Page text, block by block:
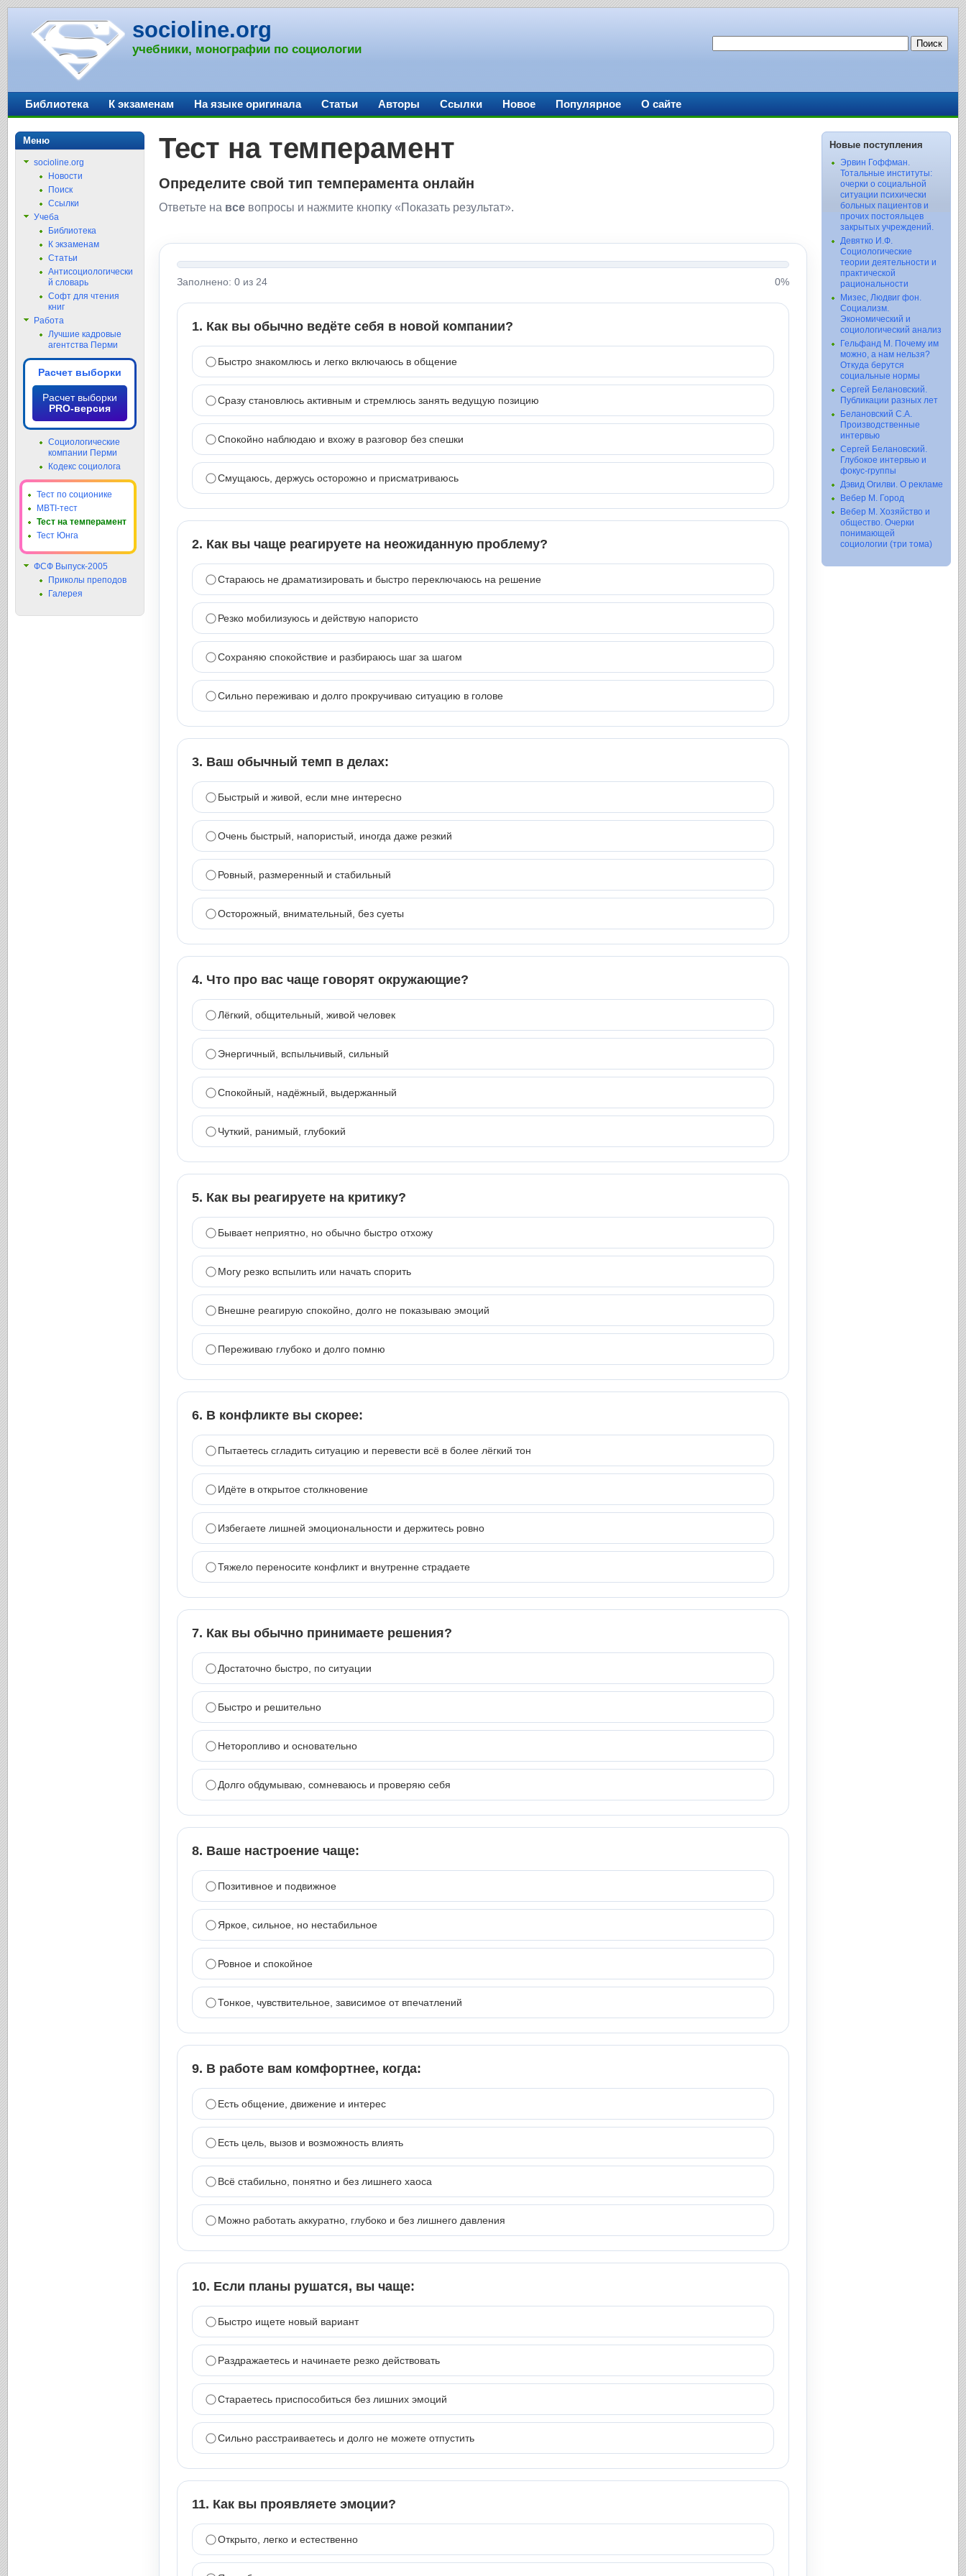
socioline.org
учебники, монографии по социологии
Тест на темперамент
Определите свой тип темперамента онлайн
Ответьте на все вопросы и нажмите кнопку «Показать результат».
Заполнено: 0 из 24 0%
1. Как вы обычно ведёте себя в новой компании?
Быстро знакомлюсь и легко включаюсь в общение
Сразу становлюсь активным и стремлюсь занять ведущую позицию
Спокойно наблюдаю и вхожу в разговор без спешки
Смущаюсь, держусь осторожно и присматриваюсь
2. Как вы чаще реагируете на неожиданную проблему?
Стараюсь не драматизировать и быстро переключаюсь на решение
Резко мобилизуюсь и действую напористо
Сохраняю спокойствие и разбираюсь шаг за шагом
Сильно переживаю и долго прокручиваю ситуацию в голове
3. Ваш обычный темп в делах:
Быстрый и живой, если мне интересно
Очень быстрый, напористый, иногда даже резкий
Ровный, размеренный и стабильный
Осторожный, внимательный, без суеты
4. Что про вас чаще говорят окружающие?
Лёгкий, общительный, живой человек
Энергичный, вспыльчивый, сильный
Спокойный, надёжный, выдержанный
Чуткий, ранимый, глубокий
5. Как вы реагируете на критику?
Бывает неприятно, но обычно быстро отхожу
Могу резко вспылить или начать спорить
Внешне реагирую спокойно, долго не показываю эмоций
Переживаю глубоко и долго помню
6. В конфликте вы скорее:
Пытаетесь сгладить ситуацию и перевести всё в более лёгкий тон
Идёте в открытое столкновение
Избегаете лишней эмоциональности и держитесь ровно
Тяжело переносите конфликт и внутренне страдаете
7. Как вы обычно принимаете решения?
Достаточно быстро, по ситуации
Быстро и решительно
Неторопливо и основательно
Долго обдумываю, сомневаюсь и проверяю себя
8. Ваше настроение чаще:
Позитивное и подвижное
Яркое, сильное, но нестабильное
Ровное и спокойное
Тонкое, чувствительное, зависимое от впечатлений
9. В работе вам комфортнее, когда:
Есть общение, движение и интерес
Есть цель, вызов и возможность влиять
Всё стабильно, понятно и без лишнего хаоса
Можно работать аккуратно, глубоко и без лишнего давления
10. Если планы рушатся, вы чаще:
Быстро ищете новый вариант
Раздражаетесь и начинаете резко действовать
Стараетесь приспособиться без лишних эмоций
Сильно расстраиваетесь и долго не можете отпустить
11. Как вы проявляете эмоции?
Открыто, легко и естественно
Библиотека К экзаменам На языке оригинала Статьи Авторы Ссылки Новое Популярное О сайте
Меню
socioline.org
Новости
Поиск
Ссылки
Учеба
Библиотека
К экзаменам
Статьи
Антисоциологически
й словарь
Софт для чтения
книг
Работа
Лучшие кадровые
агентства Перми
Расчет выборки
Расчет выборки
PRO-версия
Социологические
компании Перми
Кодекс социолога
Тест по соционике
MBTI-тест
Тест на темперамент
Тест Юнга
ФСФ Выпуск-2005
Приколы преподов
Галерея
Новые поступления
Эрвин Гоффман.
Тотальные институты:
очерки о социальной
ситуации психически
больных пациентов и
прочих постояльцев
закрытых учреждений.
Девятко И.Ф.
Социологические
теории деятельности и
практической
рациональности
Мизес, Людвиг фон.
Социализм.
Экономический и
социологический анализ
Гельфанд М. Почему им
можно, а нам нельзя?
Откуда берутся
социальные нормы
Сергей Белановский.
Публикации разных лет
Белановский С.А.
Производственные
интервью
Сергей Белановский.
Глубокое интервью и
фокус-группы
Дэвид Огилви. О рекламе
Вебер М. Город
Вебер М. Хозяйство и
общество. Очерки
понимающей
социологии (три тома)